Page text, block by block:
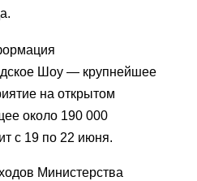
Шоу — крупнейшее
на открытом
около 190 000
с 19 по 22 июня.
Министерства